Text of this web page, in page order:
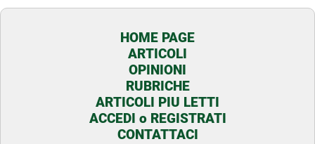
HOME PAGE
ARTICOLI
OPINIONI
RUBRICHE
ARTICOLI PIU LETTI
ACCEDI o REGISTRATI
CONTATTACI